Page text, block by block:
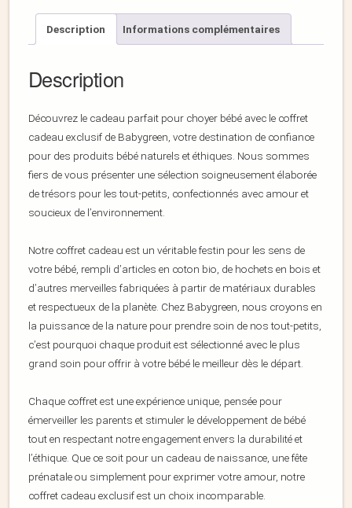
Description Informations complémentaires
Description
Découvrez le cadeau parfait pour choyer bébé avec le coffret
cadeau exclusif de Babygreen, votre destination de confiance
pour des produits bébé naturels et éthiques. Nous sommes
fiers de vous présenter une sélection soigneusement élaborée
de trésors pour les tout-petits, confectionnés avec amour et
soucieux de l’environnement.
Notre coffret cadeau est un véritable festin pour les sens de
votre bébé, rempli d’articles en coton bio, de hochets en bois et
d’autres merveilles fabriquées à partir de matériaux durables
et respectueux de la planète. Chez Babygreen, nous croyons en
la puissance de la nature pour prendre soin de nos tout-petits,
c’est pourquoi chaque produit est sélectionné avec le plus
grand soin pour offrir à votre bébé le meilleur dès le départ.
Chaque coffret est une expérience unique, pensée pour
émerveiller les parents et stimuler le développement de bébé
tout en respectant notre engagement envers la durabilité et
l’éthique. Que ce soit pour un cadeau de naissance, une fête
prénatale ou simplement pour exprimer votre amour, notre
coffret cadeau exclusif est un choix incomparable.